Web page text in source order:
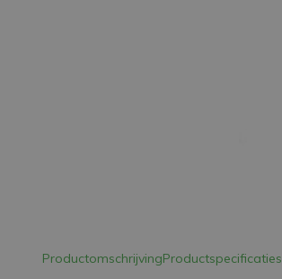
ProductomschrijvingProductspecificaties